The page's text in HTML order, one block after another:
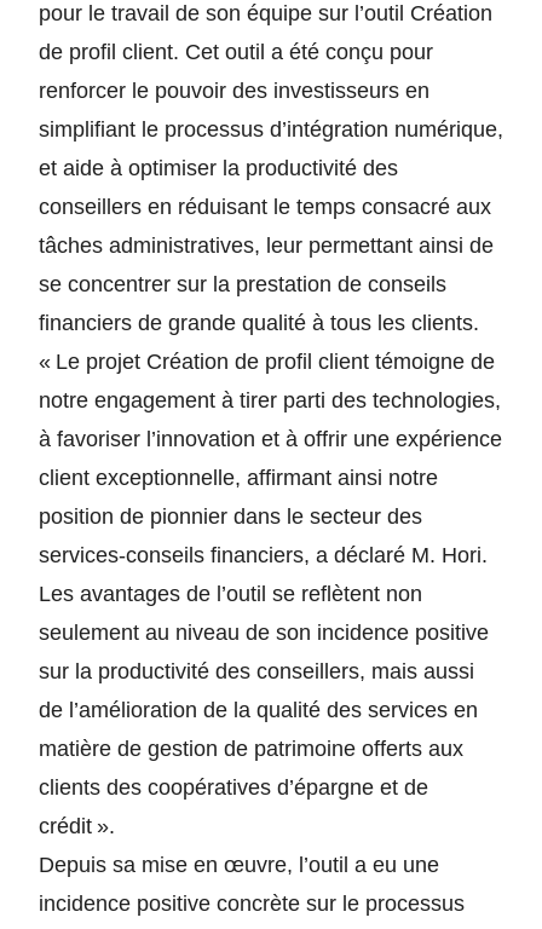
pour le travail de son équipe sur l’outil Création
de profil client. Cet outil a été conçu pour
renforcer le pouvoir des investisseurs en
simplifiant le processus d’intégration numérique,
et aide à optimiser la productivité des
conseillers en réduisant le temps consacré aux
tâches administratives, leur permettant ainsi de
se concentrer sur la prestation de conseils
financiers de grande qualité à tous les clients.
« Le projet Création de profil client témoigne de
notre engagement à tirer parti des technologies,
à favoriser l’innovation et à offrir une expérience
client exceptionnelle, affirmant ainsi notre
position de pionnier dans le secteur des
services-conseils financiers, a déclaré M. Hori.
Les avantages de l’outil se reflètent non
seulement au niveau de son incidence positive
sur la productivité des conseillers, mais aussi
de l’amélioration de la qualité des services en
matière de gestion de patrimoine offerts aux
clients des coopératives d’épargne et de
crédit ».
Depuis sa mise en œuvre, l’outil a eu une
incidence positive concrète sur le processus